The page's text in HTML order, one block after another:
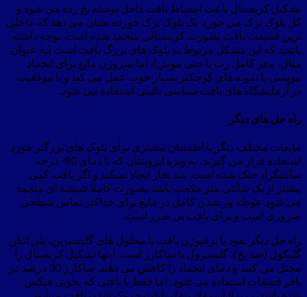
تشکیل کریستال باعث انبساط بافت داخل پوسته یخ زده می شود و
کل بلوک ترک می خورد. یک بلوک ترک خورده نشان می دهد که داخلی
ترین قسمت بافت بصورت کریستالی منجمد شده است. توجه داشته
باشید که این مشکل مربوط به بلوک های بزرگ بافت است (به عنوان
مثال، مغز کامل رت یا حتی موش)، اما نیتروژن مایع برای انجماد
بیوپسی یا نمونه های کوچکتر بسیار خوب عمل می کند و با موفقیت
در آزمایشگاه های بافت شناسی بالینی استفاده می شود.
راه حل های دیگر
مایعات مختلف دیگر با اطمینان بیشتری برای بلوک های بزرگتر مورد
استفاده قرار می گیرند، به ویژه ایزوپنتان که تا دمای 80- درجه
سانتیگراد خنک شده است. سد بخار ایجاد نمیکند و اگر بافت کمی
بیشتر از یک سانتی متر مکعب باشد،بصورت کاملا شیشه ای منجمد
می شود. غوطه ور شدن کامل در مایع برای حداکثر تماس سطحی
ضروری است و برای بافت بی ضرر است.
راه حل دیگر نفوذ یا پرفیوژن بافت با محلول های گلیسیرین، پلی اتیلن
گلیکول (ضد یخ)، گلیسرول یا ساکارز است. اینها تشکیل کریستال را
مختل می کنند و دمای انجماد را کاهش می دهند. ساکارز 30 درصد در
بافر فسفات استفاده می شود، اما فقط با بافتی که بخوبی فیکس